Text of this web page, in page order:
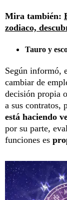
Mira también:
zodiaco,
Tauro y
Según informó,
cambiar de
decisión propia
a sus contratos,
está haciendo
por su parte,
funciones es